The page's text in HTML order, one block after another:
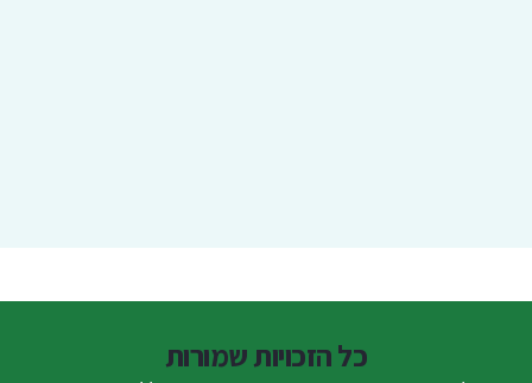
כל הזכויות שמורות